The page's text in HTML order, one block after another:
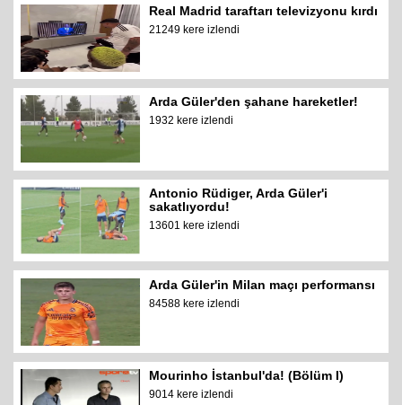
Real Madrid taraftarı televizyonu kırdı
21249 kere izlendi
Arda Güler'den şahane hareketler!
1932 kere izlendi
Antonio Rüdiger, Arda Güler'i
sakatlıyordu!
13601 kere izlendi
Arda Güler'in Milan maçı performansı
84588 kere izlendi
Mourinho İstanbul'da! (Bölüm I)
9014 kere izlendi